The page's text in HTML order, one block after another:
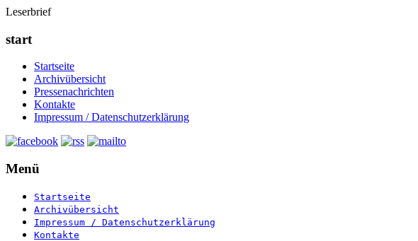
Leserbrief
start
Startseite
Archivübersicht
Pressenachrichten
Kontakte
Impressum / Datenschutzerklärung
Menü
Startseite
Archivübersicht
Impressum / Datenschutzerklärung
Kontakte